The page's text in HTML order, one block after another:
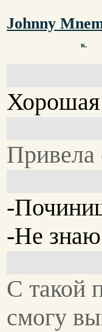
Johnny
к.
Привела
-
-Не
С такой
смогу